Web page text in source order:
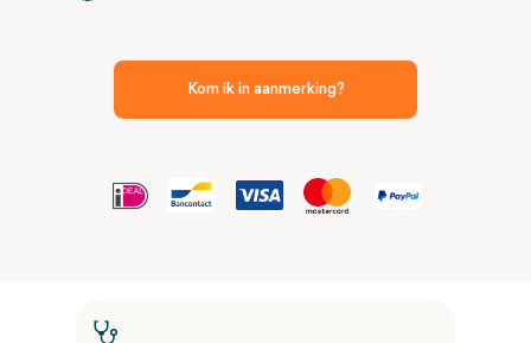
Kom ik in aanmerking?